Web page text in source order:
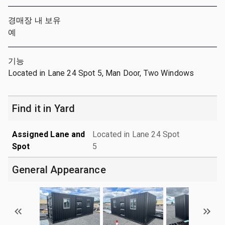
경매장 내 보유
예
기능
Located in Lane 24 Spot 5, Man Door, Two Windows
Find it in Yard
Assigned Lane and
Spot
Located in Lane 24 Spot
5
General Appearance